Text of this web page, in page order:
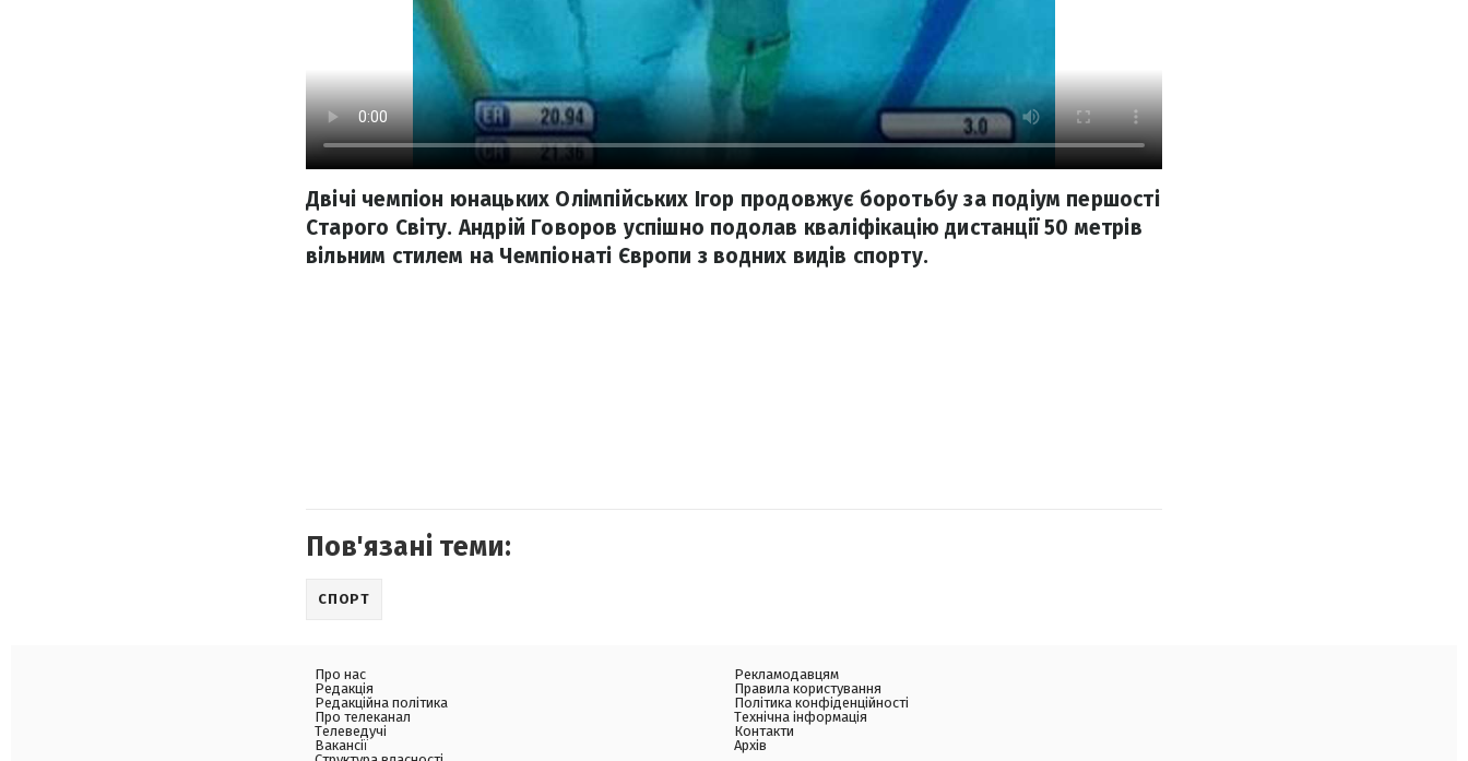
Двічі чемпіон юнацьких Олімпійських Ігор продовжує боротьбу за подіум першості
Старого Світу. Андрій Говоров успішно подолав кваліфікацію дистанції 50 метрів
вільним стилем на Чемпіонаті Європи з водних видів спорту.
Пов'язані теми:
СПОРТ
Про нас
Редакція
Редакційна політика
Про телеканал
Телеведучі
Вакансії
Рекламодавцям
Правила користування
Політика конфіденційності
Технічна інформація
Контакти
Архів